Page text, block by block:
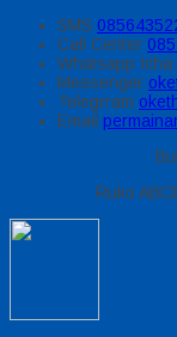
SMS
Call Center
Whatsapp Icha
Messenger
Telegrram
Email
Ruko